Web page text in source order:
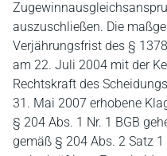
auszuschließen. Die
Verjährungsfrist des §
am 22. Juli 2004 mit der
Rechtskraft des
31. Mai 2007 erhobene
§ 204 Abs. 1 Nr. 1 BGB
gemäß § 204 Abs. 2 Satz